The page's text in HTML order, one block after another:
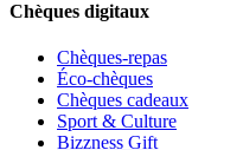
Chèques digitaux
Chèques-repas
Éco-chèques
Chèques cadeaux
Sport & Culture
Bizzness Gift